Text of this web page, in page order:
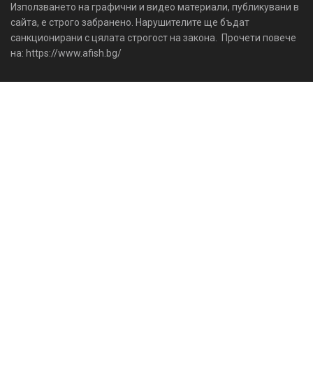
Използването на графични и видео материали, публикувани в
сайта, е строго забранено. Нарушителите ще бъдат
санкционирани с цялата строгост на закона. Прочети повече
на: https://www.afish.bg/